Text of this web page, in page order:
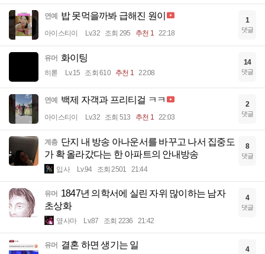
연예 밥 못먹을까봐 급해진 원이
아이스티이 Lv.32 조회 295 추천 1 22:18
1
댓글
유머 화이팅
히롣 Lv.15 조회 610 추천 1 22:08
14
댓글
연예 백제 자객과 프리티걸 ㅋㅋ
아이스티이 Lv.32 조회 513 추천 1 22:03
2
댓글
계층 단지 내 방송 아나운서를 바꾸고 나서 집중도
가 확 올라갔다는 한 아파트의 안내방송
입사 Lv.94 조회 2501 21:44
8
댓글
유머 1847년 의학서에 실린 자위 많이하는 남자
초상화
옆사마 Lv.87 조회 2236 21:42
4
댓글
유머 결혼 하면 생기는 일 4